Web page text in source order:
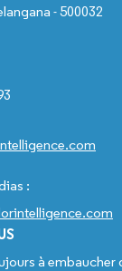
- 500032
:
à embaucher